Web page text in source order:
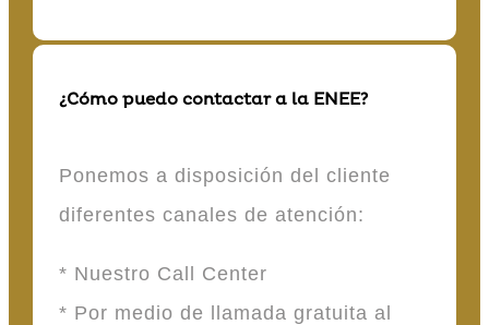
¿Cómo puedo contactar a la ENEE?
Ponemos a disposición del cliente
diferentes canales de atención:
* Nuestro Call Center
* Por medio de llamada gratuita al